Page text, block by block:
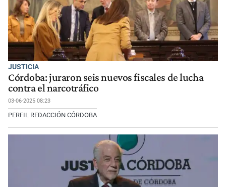
JUSTICIA
Córdoba: juraron seis nuevos fiscales de lucha
contra el narcotráfico
03-06-2025 08:23
PERFIL REDACCIÓN CÓRDOBA